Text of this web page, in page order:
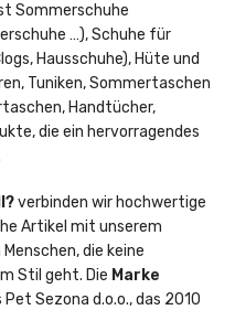
Sommerschuhe
…), Schuhe für
Hausschuhe), Hüte und
Tuniken, Sommertaschen
Handtücher,
die ein hervorragendes
verbinden wir hochwertige
Artikel mit unserem
die keine
Stil geht. Die Marke
Sezona d.o.o., das 2010